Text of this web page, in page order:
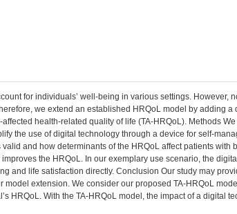
for individuals’ well-being in various settings. However,
we extend an established HRQoL model by adding a
health-related quality of life (TA-HRQoL). Methods
the use of digital technology through a device for self-
and how determinants of the HRQoL affect patients with
the HRQoL. In our exemplary use scenario, the
and life satisfaction directly. Conclusion Our study may
extension. We consider our proposed TA-HRQoL
HRQoL. With the TA-HRQoL model, the impact of a digital